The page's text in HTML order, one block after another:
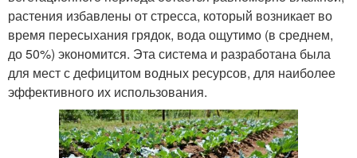
растения избавлены от стресса, который возникает во
время пересыхания грядок, вода ощутимо (в среднем,
до 50%) экономится. Эта система и разработана была
для мест с дефицитом водных ресурсов, для наиболее
эффективного их использования.